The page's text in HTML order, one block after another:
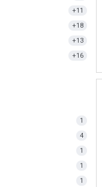
+11
+18
+13
+16
1
4
1
1
1